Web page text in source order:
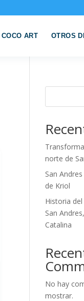
COCO ART OTROS
norte de
San
de Kriol
Historia
San
Catalina
No hay
mostrar.